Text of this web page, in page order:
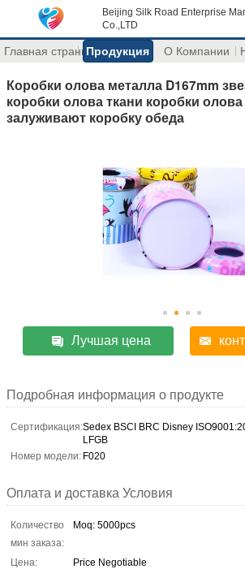
Beijing Silk Road Enterprise
Co.,LTD
Главная страницаПродукция О Компании
Коробки олова металла D167mm
коробки олова ткани коробки
залуживают коробку обеда
Лучшая цена
Подробная информация о продукте
Сертификация:Sedex BSCI BRC Disney
LFGB
Номер модели: F020
Оплата и доставка Условия
Количество
мин заказа:
Moq: 5000pcs
Цена:
Price Negotiable